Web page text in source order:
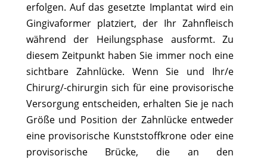
erfolgen. Auf das gesetzte Implantat wird ein
Gingivaformer platziert, der Ihr Zahnfleisch
während der Heilungsphase ausformt. Zu
diesem Zeitpunkt haben Sie immer noch eine
sichtbare Zahnlücke. Wenn Sie und Ihr/e
Chirurg/-chirurgin sich für eine provisorische
Versorgung entscheiden, erhalten Sie je nach
Größe und Position der Zahnlücke entweder
eine provisorische Kunststoffkrone oder eine
provisorische Brücke, die an den